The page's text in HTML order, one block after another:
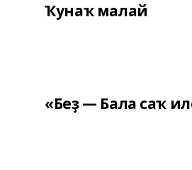
Ҡунаҡ малай
«Беҙ — Бала саҡ